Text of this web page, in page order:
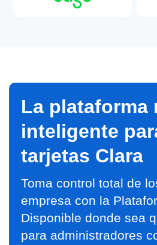
La plataforma
inteligente
tarjetas Clara
Toma control total de
empresa con la
Disponible donde sea
para administradores